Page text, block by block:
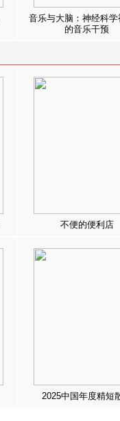
音乐与大脑：神经科学
的音乐干预
不便的便利店
2025中国年度精短